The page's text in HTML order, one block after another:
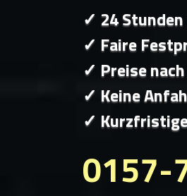
✓ 24
✓ Faire
✓ Preise
✓ Keine
✓
0157-